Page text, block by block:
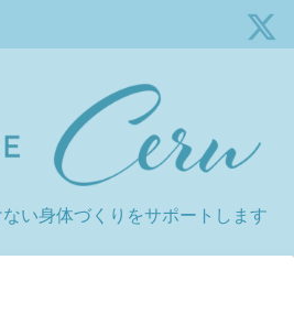
い身体づくりをサポートします